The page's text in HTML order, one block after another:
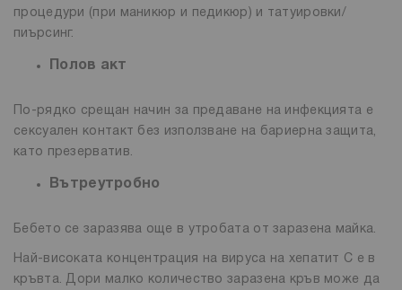
процедури (при маникюр и педикюр) и татуировки/
пиърсинг.
Полов акт
По-рядко срещан начин за предаване на инфекцията е
сексуален контакт без използване на бариерна защита,
като презерватив.
Вътреутробно
Бебето се заразява още в утробата от заразена майка.
Най-високата концентрация на вируса на хепатит C е в
кръвта. Дори малко количество заразена кръв може да